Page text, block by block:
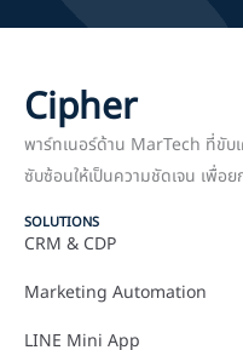
Cipher
พาร์ทเนอร์ด้าน MarTech ที่ขับ
ซับซ้อนให้เป็นความชัดเจน เพื่
SOLUTIONS
CRM & CDP
Marketing Automation
LINE Mini App